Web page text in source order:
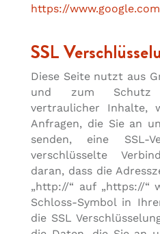
https://
SSL
Diese Seite nutzt aus
und zum Schutz
vertraulicher Inhalte,
Anfragen, die Sie an
senden, eine SSL-
verschlüsselte
daran, dass die
„http://“ auf „https://“
Schloss-Symbol in
die SSL